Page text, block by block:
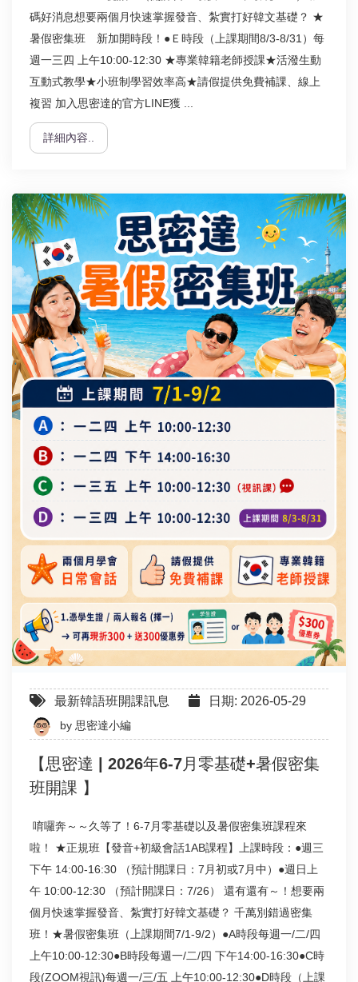
碼好消息想要兩個月快速掌握發音、紮實打好韓文基礎？ ★
暑假密集班 新加開時段！●Ｅ時段（上課期間8/3-8/31）每
週一三四 上午10:00-12:30 ★專業韓籍老師授課★活潑生動
互動式教學★小班制學習效率高★請假提供免費補課、線上
複習 加入思密達的官方LINE獲 ...
詳細內容..
最新韓語班開課訊息 日期: 2026-05-29
by 思密達小編
【思密達 | 2026年6-7月零基礎+暑假密集
班開課 】
唷囉奔～～久等了！6-7月零基礎以及暑假密集班課程來
啦！ ★正規班【發音+初級會話1AB課程】上課時段：●週三
下午 14:00-16:30 （預計開課日：7月初或7月中）●週日上
午 10:00-12:30 （預計開課日：7/26） 還有還有～！想要兩
個月快速掌握發音、紮實打好韓文基礎？ 千萬別錯過密集
班！★暑假密集班（上課期間7/1-9/2）●A時段每週一/二/四
上午10:00-12:30●B時段每週一/二/四 下午14:00-16:30●C時
段(ZOOM視訊)每週一/三/五 上午10:00-12:30●D時段（上課